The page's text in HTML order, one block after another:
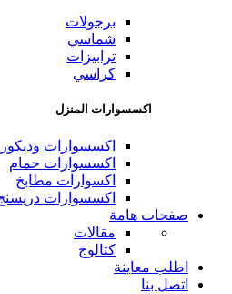
برجولات
شماسي
ترابيزات
كراسي
اكسسوارات المنزل
اكسسوارات
اكسسوارات حمام
اكسوارات مطابخ
اكسسوارات
صفحات هامة
مقالات
كتالوج
اطلب معاينة
اتصل بنا